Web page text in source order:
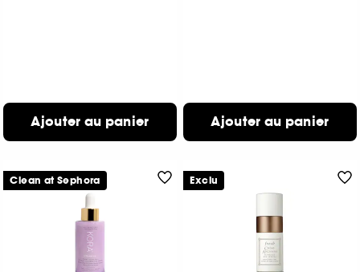
Ajouter au panier Ajouter au panier
Clean at Sephora Exclu